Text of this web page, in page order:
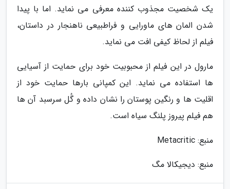
یک شخصیت مجذوب کننده معرفی می نماید. اما با پیدا
شدن المان های ماورایی و فراطبیعی ناهنجار در داستان،
فیلم از لحاظ کیفی افت می نماید.
مارول در این فیلم از محبوبیت خود برای حمایت از آسیایی
ها استفاده می نماید. این کمپانی بارها حمایت خود از
اقلیت ها و رنگین پوستان را نشان داده و گُل سرسبد آن ها
هم فیلم پیروز پلنگ سیاه است.
منبع: Metacritic
منبع: دیجیکالا مگ